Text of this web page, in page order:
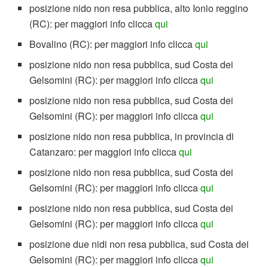
posizione nido non resa pubblica, alto Ionio reggino
(RC): per maggiori info cliccaqui
Bovalino (RC): per maggiori info cliccaqui
posizione nido non resa pubblica, sud Costa dei
Gelsomini (RC): per maggiori info cliccaqui
posizione nido non resa pubblica, sud Costa dei
Gelsomini (RC): per maggiori info cliccaqui
posizione nido non resa pubblica, in provincia di
Catanzaro: per maggiori info cliccaqui
posizione nido non resa pubblica, sud Costa dei
Gelsomini (RC): per maggiori info cliccaqui
posizione nido non resa pubblica, sud Costa dei
Gelsomini (RC): per maggiori info cliccaqui
posizione due nidi non resa pubblica, sud Costa dei
Gelsomini (RC): per maggiori info cliccaqui